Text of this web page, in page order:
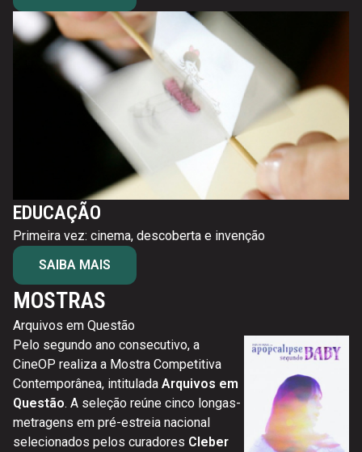
EDUCAÇÃO
Primeira vez: cinema, descoberta e invenção
SAIBA MAIS
MOSTRAS
Arquivos em Questão
Pelo segundo ano consecutivo, a
CineOP realiza a Mostra Competitiva
Contemporânea, intitulada Arquivos em
Questão. A seleção reúne cinco longas-
metragens em pré-estreia nacional
selecionados pelos curadores Cleber